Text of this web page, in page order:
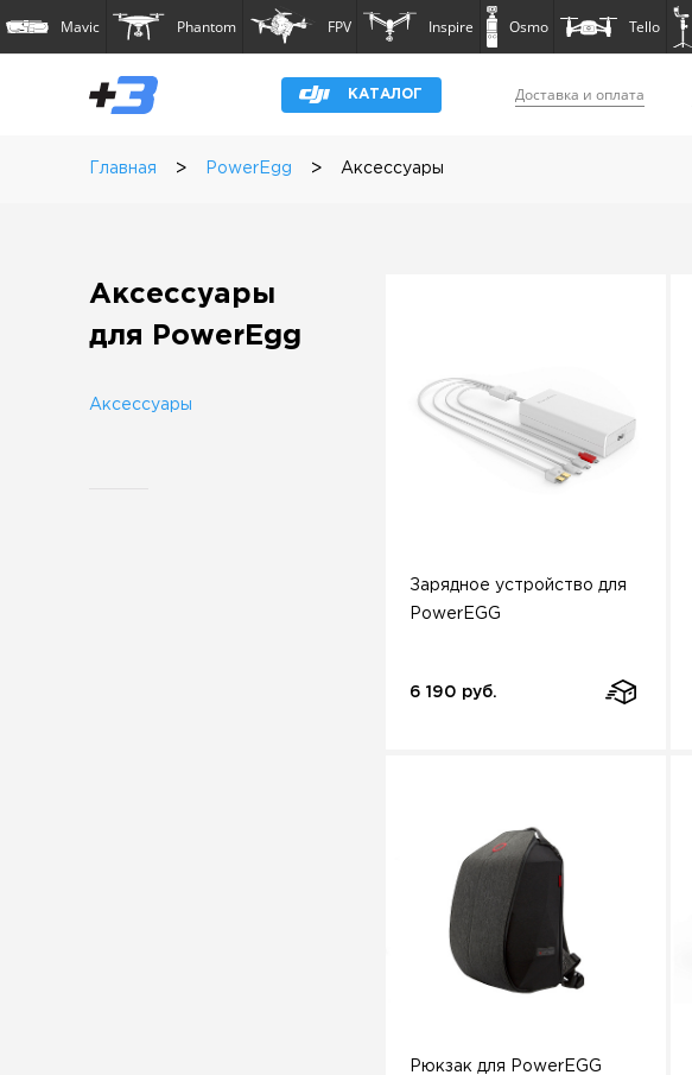
Mavic Phantom FPV Inspire Osmo Tello
КАТАЛОГ Доставка и оплата
Главная > PowerEgg > Аксессуары
Аксессуары
для PowerEgg
Аксессуары
Зарядное устройство для
PowerEGG
6 190 руб.
Рюкзак для PowerEGG